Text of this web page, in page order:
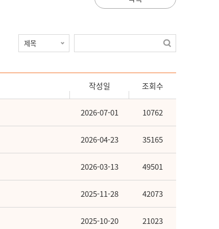
작성일 조회수
2026-07-01 10762
2026-04-23 35165
2026-03-13 49501
2025-11-28 42073
2025-10-20 21023